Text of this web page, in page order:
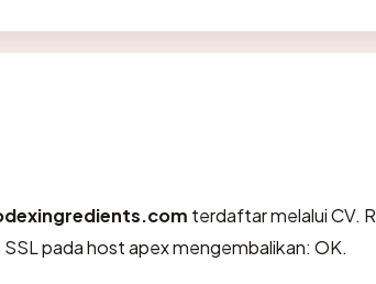
terdaftar melalui CV.
pada host apex mengembalikan: OK.